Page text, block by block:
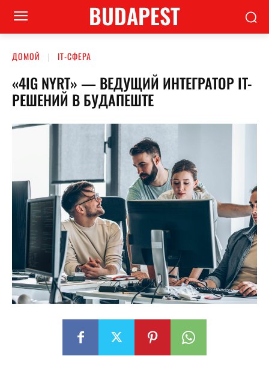
BUDAPEST
ДОМОЙ ІТ-СФЕРА
«4IG NYRT» — ВЕДУЩИЙ ИНТЕГРАТОР IT-
РЕШЕНИЙ В БУДАПЕШТЕ